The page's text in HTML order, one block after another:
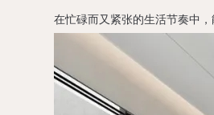
在忙碌而又紧张的生活节奏中